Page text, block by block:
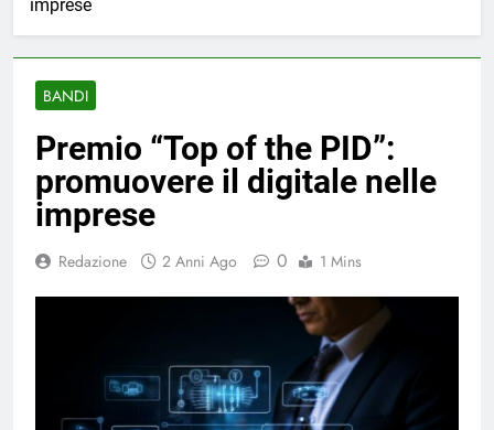
imprese
BANDI
Premio “Top of the PID”:
promuovere il digitale nelle
imprese
Redazione 2 Anni Ago 0 1 Mins